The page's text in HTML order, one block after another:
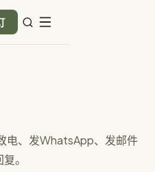
电、发WhatsApp、发邮件
。